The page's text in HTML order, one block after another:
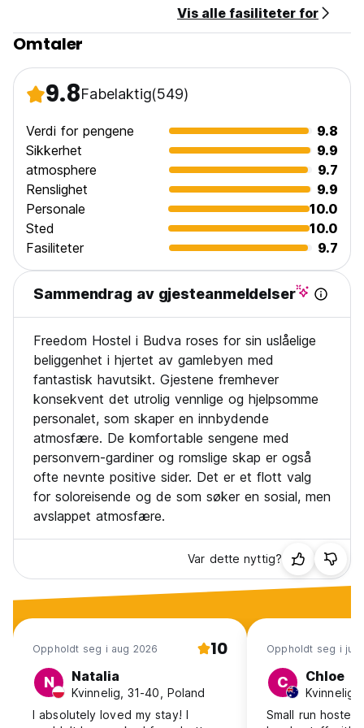
Vis alle fasiliteter for
Omtaler
9.8Fabelaktig(549)
Verdi for pengene
9.8
Sikkerhet
9.9
atmosphere
9.7
Renslighet
9.9
Personale
10.0
Sted
10.0
Fasiliteter
9.7
Sammendrag av gjesteanmeldelser
Freedom Hostel i Budva roses for sin uslåelige
beliggenhet i hjertet av gamlebyen med
fantastisk havutsikt. Gjestene fremhever
konsekvent det utrolig vennlige og hjelpsomme
personalet, som skaper en innbydende
atmosfære. De komfortable sengene med
personvern-gardiner og romslige skap er også
ofte nevnte positive sider. Det er et flott valg
for soloreisende og de som søker en sosial, men
avslappet atmosfære.
Var dette nyttig?
Oppholdt seg i aug 2026 10
N Natalia
Kvinnelig, 31-40, Poland
I absolutely loved my stay! I
Oppholdt seg i jul
C Chloe
Kvinnelig,
Small run hostel